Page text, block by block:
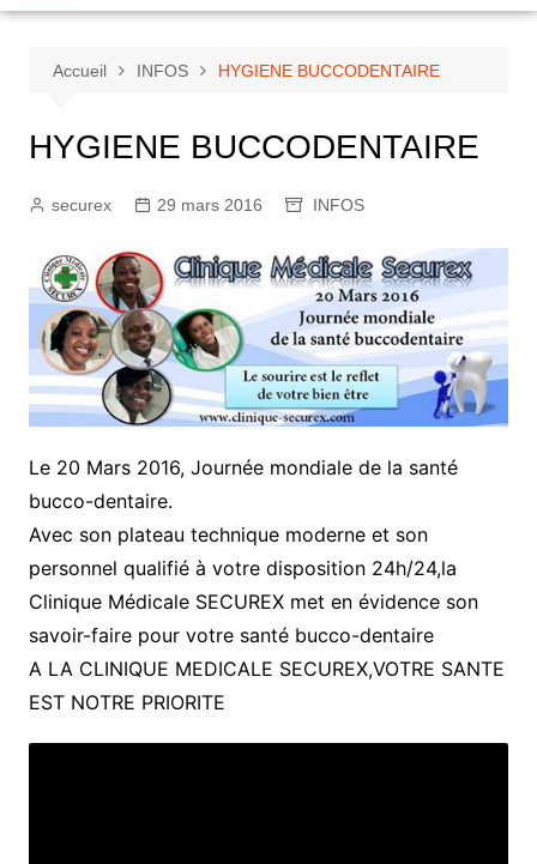
Accueil INFOS HYGIENE BUCCODENTAIRE
HYGIENE BUCCODENTAIRE
securex 29 mars 2016 INFOS
Le 20 Mars 2016, Journée mondiale de la santé
bucco-dentaire.
Avec son plateau technique moderne et son
personnel qualifié à votre disposition 24h/24,la
Clinique Médicale SECUREX met en évidence son
savoir-faire pour votre santé bucco-dentaire
A LA CLINIQUE MEDICALE SECUREX,VOTRE SANTE
EST NOTRE PRIORITE